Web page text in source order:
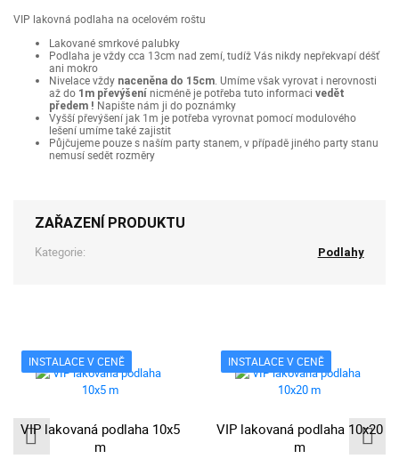
VIP lakovná podlaha na ocelovém roštu
Lakované smrkové palubky
Podlaha je vždy cca 13cm nad zemí, tudíž Vás nikdy nepřekvapí déšť
ani mokro
Nivelace vždy naceněna do 15cm. Umíme však vyrovat i nerovnosti
až do 1m převýšení nicméně je potřeba tuto informaci vedět
předem ! Napište nám ji do poznámky
Vyšší převýšení jak 1m je potřeba vyrovnat pomocí modulového
lešení umíme také zajistit
Půjčujeme pouze s naším party stanem, v případě jiného party stanu
nemusí sedět rozměry
ZAŘAZENÍ PRODUKTU
Kategorie: Podlahy
INSTALACE V CENĚ
VIP lakovaná podlaha 10x5
m
INSTALACE V CENĚ
VIP lakovaná podlaha 10x20
m